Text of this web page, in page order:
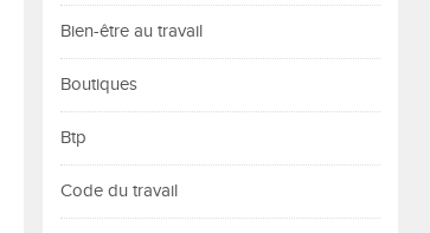
Bien-être au travail
Boutiques
Btp
Code du travail